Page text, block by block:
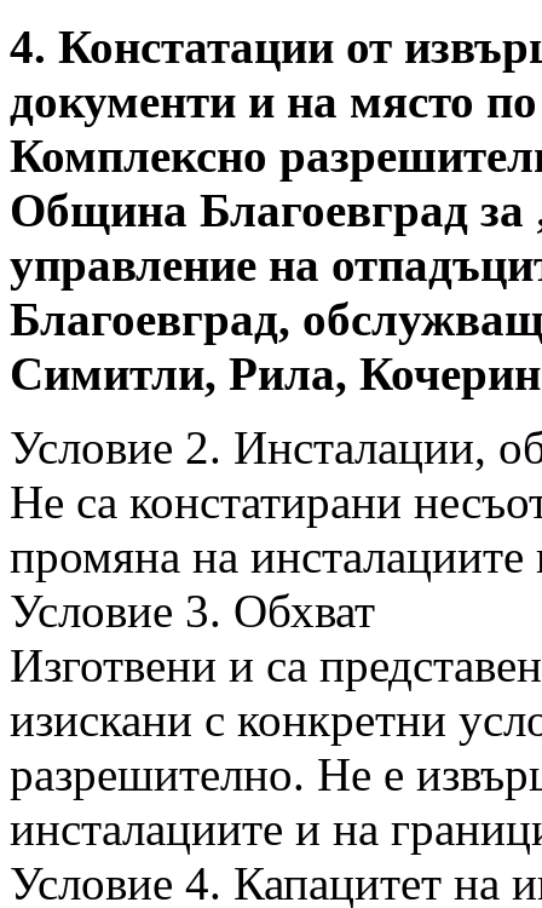
4. Констатации от
документи и на място
Комплексно
Община Благоевград за
управление на
Благоевград,
Симитли, Рила,
Условие 2. Инсталации,
Не са констатирани
промяна на
Условие 3. Обхват
Изготвени и са
изискани с конкретни
разрешително. Не е
инсталациите и на
Условие 4. Капацитет на